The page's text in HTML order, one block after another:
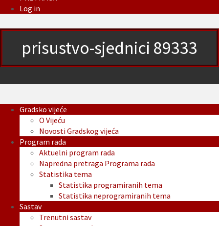
Log in
prisustvo-sjednici 89333
Gradsko vijeće
O Vijeću
Novosti Gradskog vijeća
Program rada
Aktuelni program rada
Napredna pretraga Programa rada
Statistika tema
Statistika programiranih tema
Statistika neprogramiranih tema
Sastav
Trenutni sastav